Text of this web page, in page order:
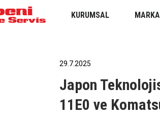
KURUMSAL
29.7.2025
Japon
11E0 ve